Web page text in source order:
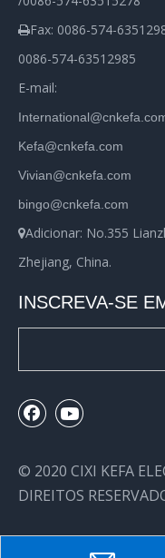
Fax: 0086-574-
0086-574-63512985
E-mail:
Kefa@cnkefa.com
Vivian@cnkefa.com
bingo@cnkefa.com
Adicionar: No.355
Zhejiang, China.
INSCREVA-SE
© 2020 CIXI KEFA
DIREITOS